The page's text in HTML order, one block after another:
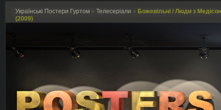
Українські Постери Гуртом » Телесеріали » Божевільні / Люди з
(2009)